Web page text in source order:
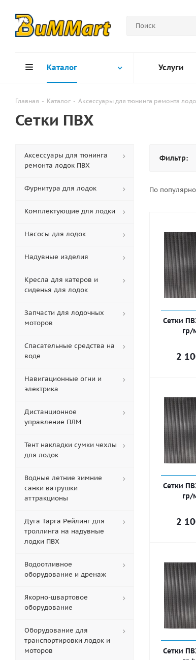
Каталог Услуги
Главная - Каталог - Аксессуары для тюнинга ремонта
Сетки ПВХ
Фильтр:
По
Сетки
гр/
2
Сетки
гр/
2
Сетки
Аксессуары для тюнинга
ремонта лодок ПВХ
Фурнитура для лодок
Комплектующие для лодки
Насосы для лодок
Надувные изделия
Кресла для катеров и
сиденья для лодок
Запчасти для лодочных
моторов
Спасательные средства на
воде
Навигационные огни и
электрика
Дистанционное
управление ПЛМ
Тент накладки сумки чехлы
для лодок
Водные летние зимние
санки ватрушки
аттракционы
Дуга Тарга Рейлинг для
троллинга на надувные
лодки ПВХ
Водоотливное
оборудование и дренаж
Якорно-швартовое
оборудование
Оборудование для
транспортировки лодок и
моторов